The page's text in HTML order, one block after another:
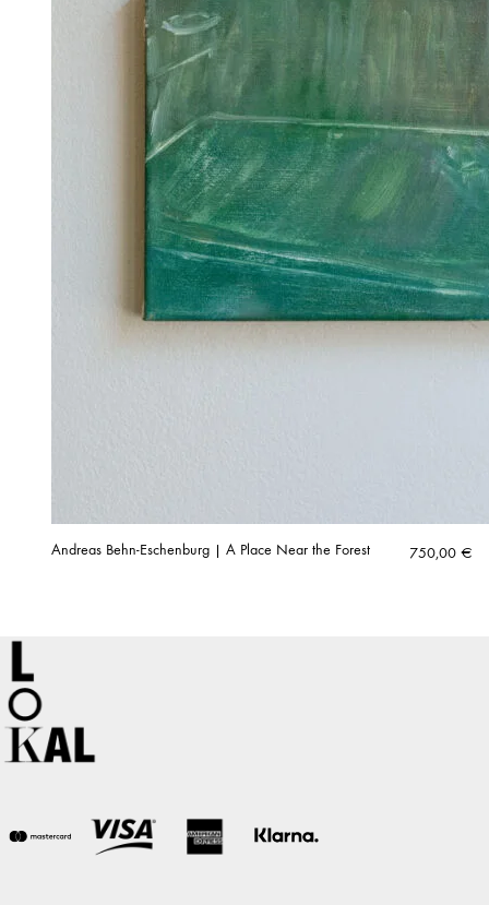
Andreas Behn-Eschenburg | A Place Near the Forest 750,00 €